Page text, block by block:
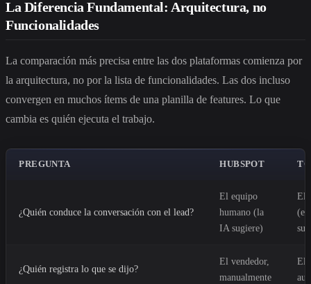
La Diferencia Fundamental: Arquitectura, no
Funcionalidades
La comparación más precisa entre las dos plataformas comienza por
la arquitectura, no por la lista de funcionalidades. Las dos incluso
convergen en muchos ítems de una planilla de features. Lo que
cambia es quién ejecuta el trabajo.
PREGUNTA HUBSPOT
¿Quién conduce la conversación con el lead?
El equipo
humano (la
IA sugiere)
El
(el
¿Quién registra lo que se dijo?
El vendedor,
manualmente
El